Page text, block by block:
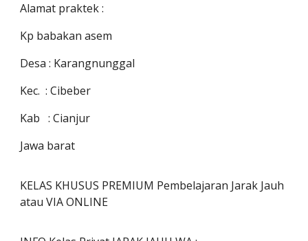
Alamat praktek :
Kp babakan asem
Desa : Karangnunggal
Kec. : Cibeber
Kab : Cianjur
Jawa barat
KELAS KHUSUS PREMIUM Pembelajaran Jarak Jauh
atau VIA ONLINE